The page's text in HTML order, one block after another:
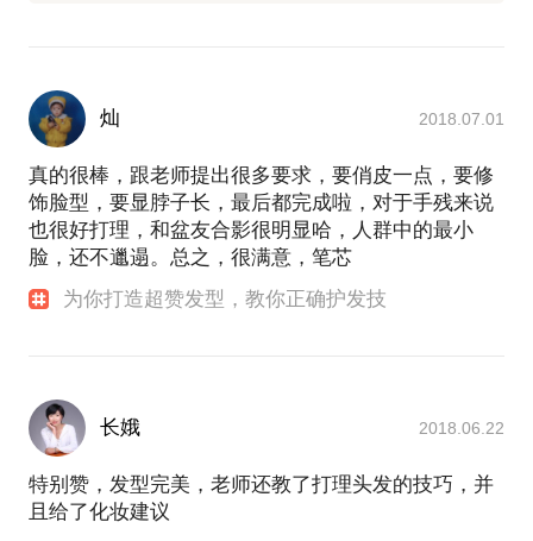
灿 2018.07.01
真的很棒，跟老师提出很多要求，要俏皮一点，要修
饰脸型，要显脖子长，最后都完成啦，对于手残来说
也很好打理，和盆友合影很明显哈，人群中的最小
脸，还不邋遢。总之，很满意，笔芯
为你打造超赞发型，教你正确护发技
长娥 2018.06.22
特别赞，发型完美，老师还教了打理头发的技巧，并
且给了化妆建议